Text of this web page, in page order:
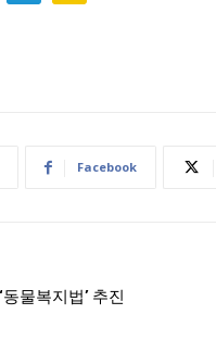
Facebook
물복지법’ 추진